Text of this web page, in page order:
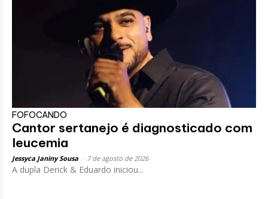
FOFOCANDO
Cantor sertanejo é diagnosticado com
leucemia
Jessyca Janiny Sousa 7 de agosto de 2026
A dupla Derick & Eduardo iniciou...